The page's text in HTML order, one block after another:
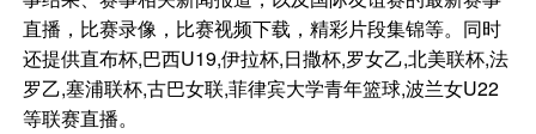
直播，比赛录像，比赛视频下载，精彩片段集锦等。同时
还提供直布杯,巴西U19,伊拉杯,日撒杯,罗女乙,北美联杯,法
罗乙,塞浦联杯,古巴女联,菲律宾大学青年篮球,波兰女U22
等联赛直播。